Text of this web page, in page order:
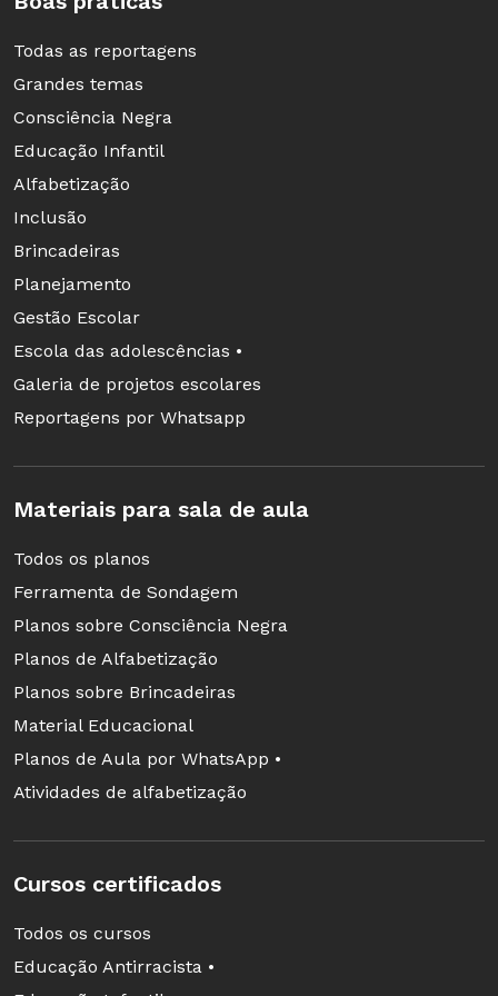
provas têm apenas uma função: classificar a
garotada em "bons" ou "maus", o que tem cada
vez menos utilidade. "O pressuposto de que
existe uma inteligência padrão está
ultrapassado", avalia. Segundo ela, o que acaba
ocorrendo são desvios no objetivo maior da
escola, que é ensinar. Ao sentenciar que uns são
mais e outros, menos, o saber fica em segundo
plano. "O jovem valoriza a nota, não o
aprendizado", exemplifica. "Em vez de se
relacionar com o mundo, ele só vai querer
aprender em troca de prêmio (a nota) e, nesse
ambiente, só sobrevive quem se adapta ao toma
lá, dá cá."
Mas existe uma conseqüência mais nefasta:
tirar da criança a vontade de aprender. Afinal,
só existe motivação quando há desejo. A
criança que não valoriza o saber não tem
motivos para cobiçá-lo. "O antigo sistema
forma pessoas submissas e intolerantes. Quem
não consegue atender à expectativa do
professor e da sociedade acaba marginalizado",
Antoni Zabala apresenta exemplos bem práticos
- e recheados de comparações com fatos do
dia-a-dia - para ajudar a desatar esse grande
Todas as reportagens
Grandes temas
Consciência Negra
Educação Infantil
Alfabetização
Inclusão
Brincadeiras
Planejamento
Gestão Escolar
Escola das adolescências •
Galeria de projetos escolares
Reportagens por Whatsapp
Materiais para sala de aula
Todos os planos
Ferramenta de Sondagem
Planos sobre Consciência Negra
Planos de Alfabetização
Planos sobre Brincadeiras
Material Educacional
Planos de Aula por WhatsApp •
Atividades de alfabetização
Cursos certificados
Todos os cursos
Educação Antirracista •